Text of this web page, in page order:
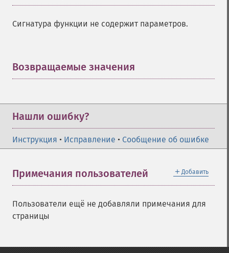
Сигнатура функции не содержит параметров.
Возвращаемые значения
Нашли ошибку?
Инструкция • Исправление • Сообщение об ошибке
＋ Добавить
Примечания пользователей
Пользователи ещё не добавляли примечания для
страницы